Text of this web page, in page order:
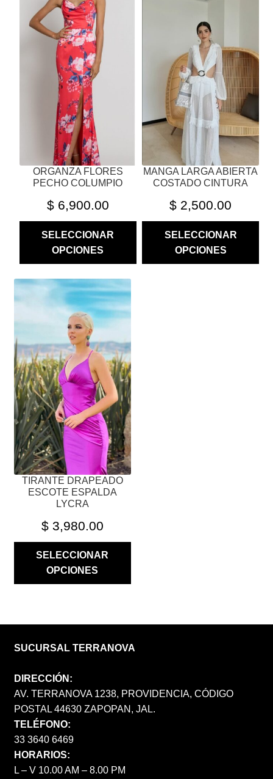
ORGANZA FLORES
PECHO COLUMPIO
$6,900.00
SELECCIONAR
OPCIONES
TIENE
MÚLTIPLES
VARIANTES.
OPCIONES
PUEDEN
PÁGINA
MANGA LARGA ABIERTA
COSTADO CINTURA
$ 2,500.00
SELECCIONAR
OPCIONES
VARIANTES.
OPCIONES
PUEDEN
ELEGIR
EN
PÁGINA
DE
TIRANTE DRAPEADO
ESCOTE ESPALDA
LYCRA
$3,980.00
SELECCIONAR
OPCIONES
ESTE
PRODUCTO
MÚLTIPLES
VARIANTES.
LAS
OPCIONES
SE
PUEDEN
ELEGIR
EN
LA
PÁGINA
DE
PRODUCTO
SUCURSAL TERRANOVA
DIRECCIÓN:
AV. TERRANOVA 1238, PROVIDENCIA, CÓDIGO
POSTAL 44630 ZAPOPAN, JAL.
TELÉFONO:
33 3640 6469
HORARIOS:
L – V 10.00 AM – 8.00 PM